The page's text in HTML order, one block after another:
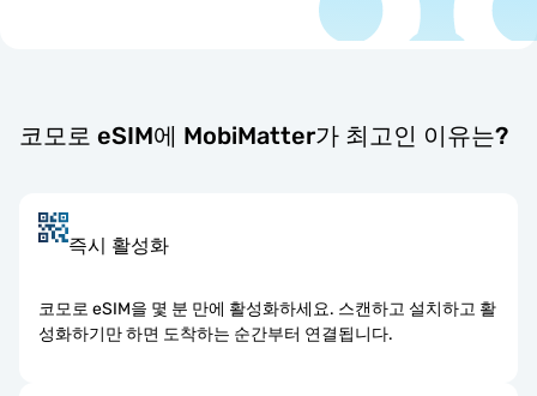
코모로 eSIM에 MobiMatter가 최고인 이유는?
즉시 활성화
코모로 eSIM을 몇 분 만에 활성화하세요. 스캔하고 설치하고 활
성화하기만 하면 도착하는 순간부터 연결됩니다.